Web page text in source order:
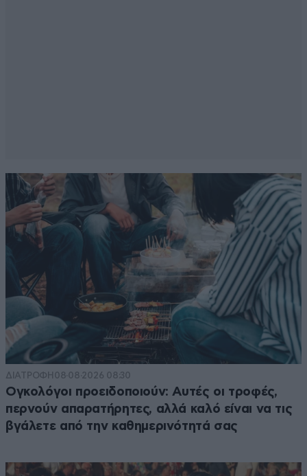
ΔΙΑΤΡΟΦΗ 08·08·2026 08:30
Ογκολόγοι προειδοποιούν: Αυτές οι τροφές,
περνούν απαρατήρητες, αλλά καλό είναι να τις
βγάλετε από την καθημερινότητά σας